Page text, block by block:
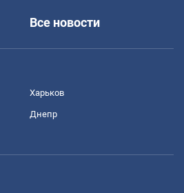
Все новости
Харьков
Днепр